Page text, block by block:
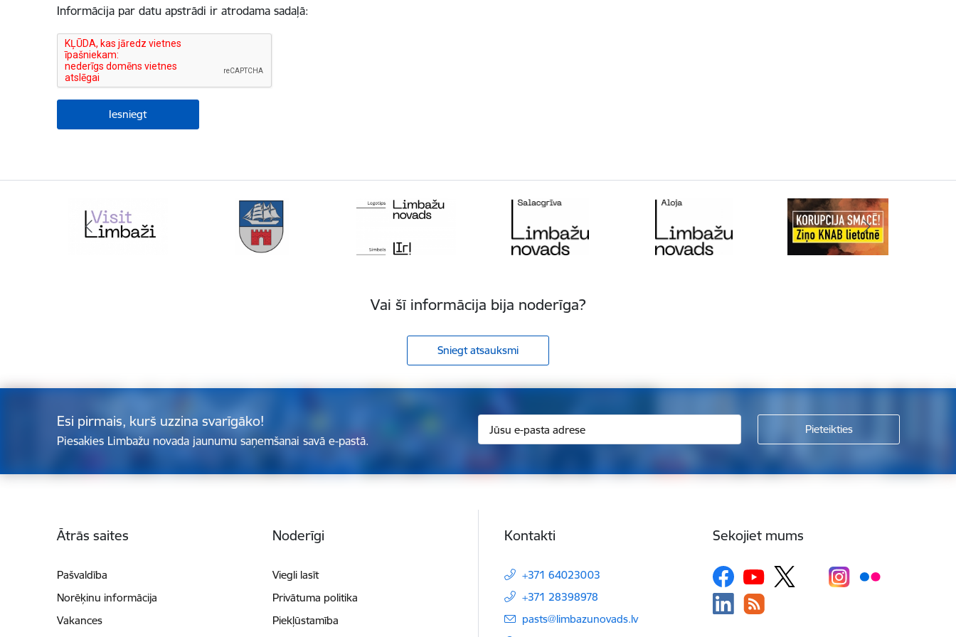
Informācija par datu apstrādi ir atrodama sadaļā:
Vai šī informācija bija noderīga?
Sniegt atsauksmi
Esi pirmais, kurš uzzina svarīgāko!
Piesakies Limbažu novada jaunumu saņemšanai savā e-pastā.
Ātrās saites
Pašvaldība
Norēķinu informācija
Vakances
Noderīgi
Viegli lasīt
Privātuma politika
Piekļūstamība
Kontakti
+371 64023003
+371 28398978
E-pasts:
pasts@limbazunovads.lv
Sekojiet mums